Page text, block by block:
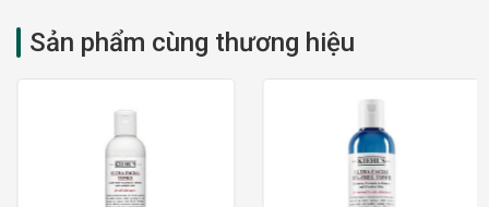
Sản phẩm cùng thương hiệu